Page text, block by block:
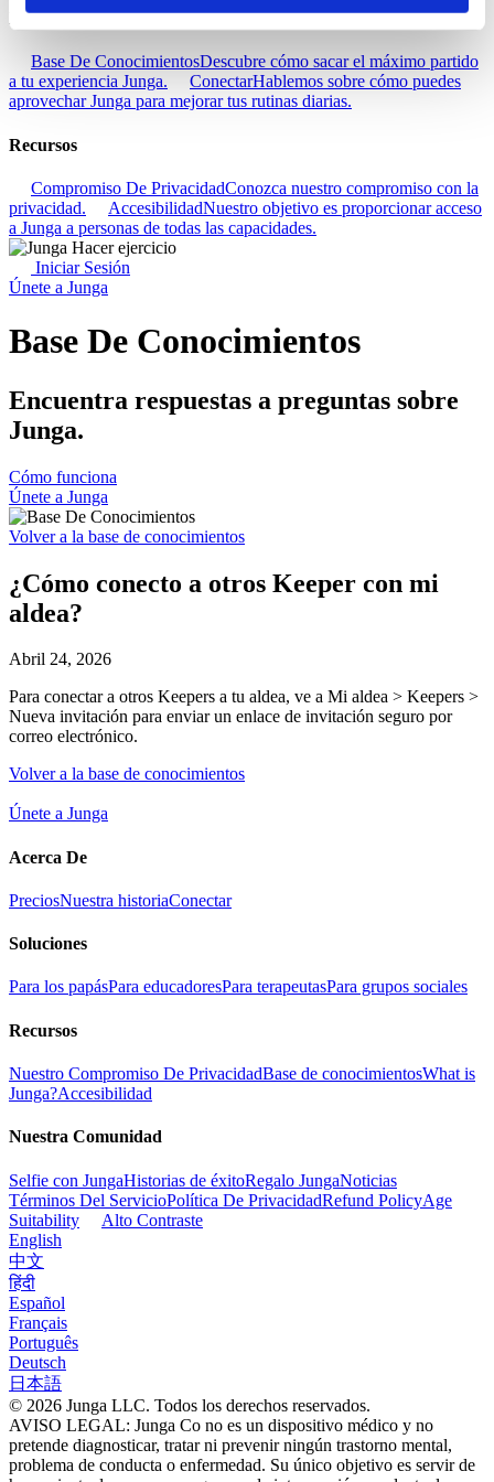
Descubra
Base De ConocimientosDescubre cómo sacar el máximo partido
a tu experiencia Junga.
ConectarHablemos sobre cómo puedes
aprovechar Junga para mejorar tus rutinas diarias.
Recursos
Compromiso De PrivacidadConozca nuestro compromiso con la
privacidad.
AccesibilidadNuestro objetivo es proporcionar acceso
a Junga a personas de todas las capacidades.
Iniciar Sesión
Únete a Junga
Base De Conocimientos
Encuentra respuestas a preguntas sobre
Junga.
Cómo funciona
Únete a Junga
Volver a la base de conocimientos
¿Cómo conecto a otros Keeper con mi
aldea?
Abril 24, 2026
Para conectar a otros Keepers a tu aldea, ve a Mi aldea > Keepers >
Nueva invitación para enviar un enlace de invitación seguro por
correo electrónico.
Volver a la base de conocimientos
Únete a Junga
Acerca De
PreciosNuestra historiaConectar
Soluciones
Para los papásPara educadoresPara terapeutasPara grupos sociales
Recursos
Nuestro Compromiso De PrivacidadBase de conocimientosWhat is
Junga?Accesibilidad
Nuestra Comunidad
Selfie con JungaHistorias de éxitoRegalo JungaNoticias
Términos Del ServicioPolítica De PrivacidadRefund PolicyAge
Suitability
Alto Contraste
English
中文
हिंदी
Español
Français
Português
Deutsch
日本語
© 2026 Junga LLC. Todos los derechos reservados.
AVISO LEGAL: Junga Co no es un dispositivo médico y no
pretende diagnosticar, tratar ni prevenir ningún trastorno mental,
problema de conducta o enfermedad. Su único objetivo es servir de